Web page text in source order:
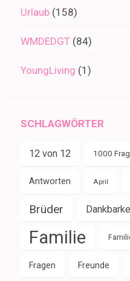
Urlaub (158)
WMDEDGT (84)
YoungLiving (1)
SCHLAGWÖRTER
12 von 12 1000
Antworten April
Brüder
Familie
Fragen Freunde